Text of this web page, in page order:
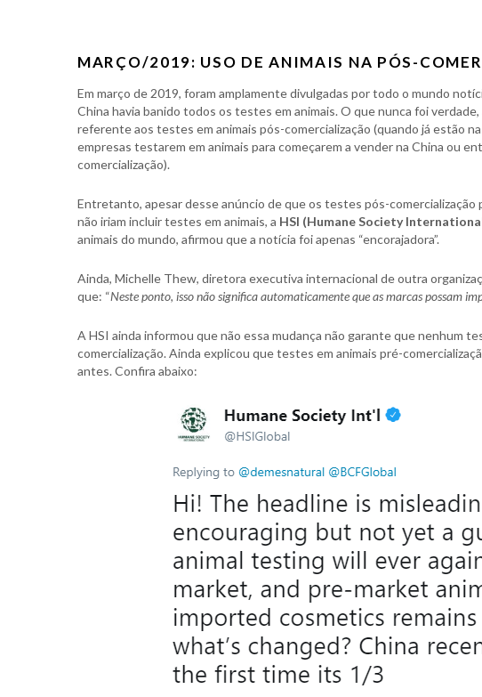
MARÇO/2019: USO DE ANIMAIS NA PÓS-
Em março de 2019, foram amplamente divulgadas por todo o mundo
China havia banido todos os testes em animais. O que nunca foi
referente aos testes em animais pós-comercialização (quando já estão
empresas testarem em animais para começarem a vender na China ou
comercialização). ⁣
Entretanto, apesar desse anúncio de que os testes pós-
não iriam incluir testes em animais, a HSI (Humane Society
animais do mundo, afirmou que a notícia foi apenas “encorajadora”.
Ainda, Michelle Thew, diretora executiva internacional de outra
que: “Neste ponto, isso não significa automaticamente que as marcas possam
A HSI ainda informou que não essa mudança não garante que nenhum
comercialização. Ainda explicou que testes em animais pré-
antes. Confira abaixo: